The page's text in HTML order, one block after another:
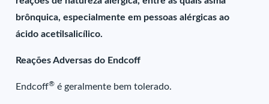
brônquica, especialmente em pessoas alérgicas ao
ácido acetilsalicílico.
Reações Adversas do Endcoff
Endcoff® é geralmente bem tolerado.